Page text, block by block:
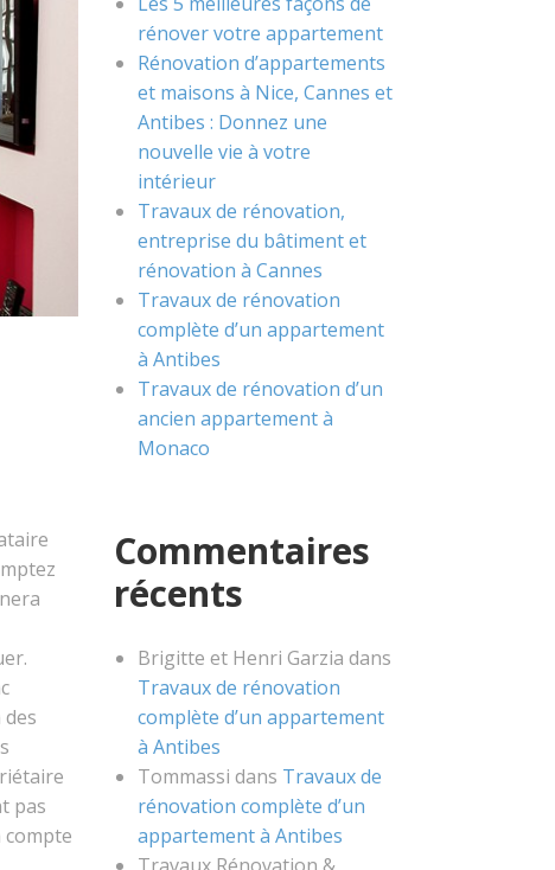
pas
compte
rénover votre appartement
Rénovation d’appartements
et maisons à Nice, Cannes et
Antibes : Donnez une
nouvelle vie à votre
intérieur
Travaux de rénovation,
entreprise du bâtiment et
rénovation à Cannes
Travaux de rénovation
complète d’un appartement
à Antibes
Travaux de rénovation d’un
ancien appartement à
Monaco
Commentaires
récents
Brigitte et Henri Garzia dans
Travaux de rénovation
complète d’un appartement
à Antibes
Tommassi dans Travaux de
rénovation complète d’un
appartement à Antibes